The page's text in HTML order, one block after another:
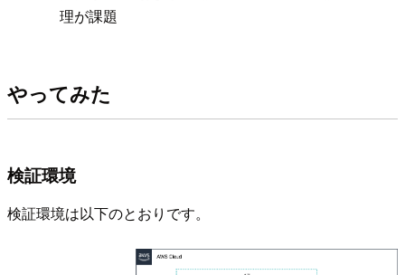
理が課題
やってみた
検証環境
検証環境は以下のとおりです。